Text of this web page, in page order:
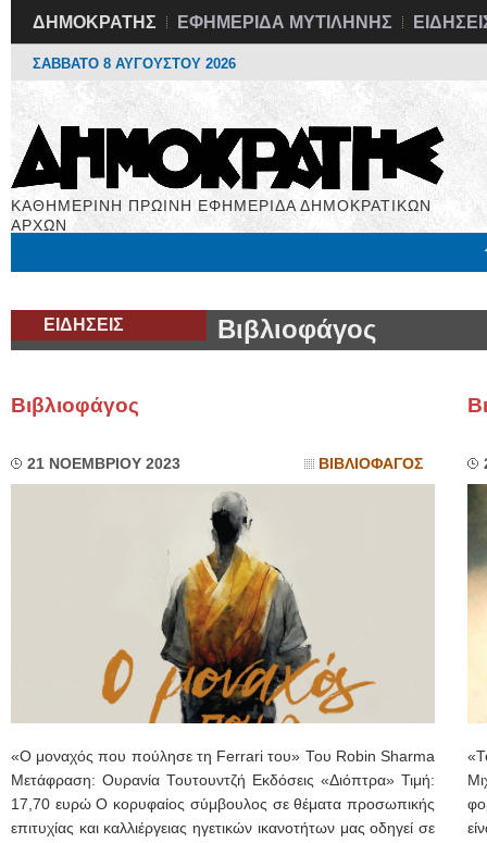
ΔΗΜΟΚΡΑΤΗΣ ΕΦΗΜΕΡΙΔΑ ΜΥΤΙΛΗΝΗΣ
ΣΑΒΒΑΤΟ 8 ΑΥΓΟΥΣΤΟΥ 2026
ΚΑΘΗΜΕΡΙΝΗ ΠΡΩΙΝΗ ΕΦΗΜΕΡΙΔΑ ΔΗΜΟΚΡΑΤΙΚΩΝ
ΑΡΧΩΝ
ΕΙΔΗΣΕΙΣ Βιβλιοφάγος
Βιβλιοφάγος
21 ΝΟΕΜΒΡΙΟΥ 2023 ΒΙΒΛΙΟΦΑΓΟΣ
«Ο μοναχός που πούλησε τη Ferrari του» Του Robin Sharma
Μετάφραση: Ουρανία Τουτουντζή Εκδόσεις «Διόπτρα» Τιμή:
17,70 ευρώ Ο κορυφαίος σύμβουλος σε θέματα προσωπικής
επιτυχίας και καλλιέργειας ηγετικών ικανοτήτων μας οδηγεί σε